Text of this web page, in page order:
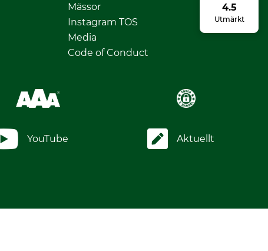
4.5
Utmärkt
Mässor
Instagram TOS
Media
Code of Conduct
YouTube Aktuellt